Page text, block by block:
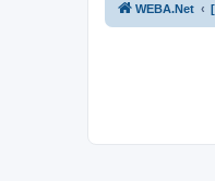
WEBA.Net